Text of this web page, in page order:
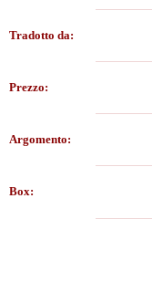
Tradotto da:
Prezzo:
Argomento:
Box: